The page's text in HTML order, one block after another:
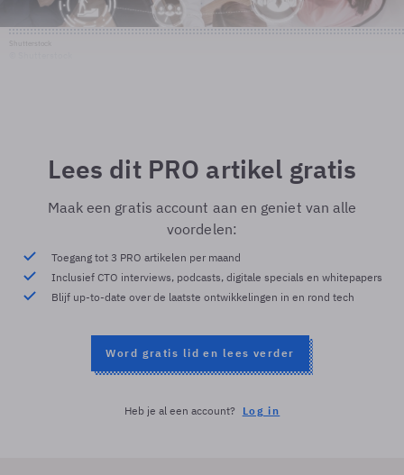
Lees dit PRO artikel gratis
Maak een gratis account aan en geniet van alle
voordelen:
Toegang tot 3 PRO artikelen per maand
Inclusief CTO interviews, podcasts, digitale specials en whitepapers
Blijf up-to-date over de laatste ontwikkelingen in en rond tech
Word gratis lid en lees verder
Heb je al een account? Log in